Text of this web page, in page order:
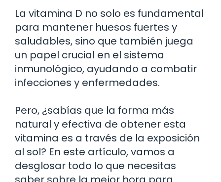
La vitamina D no solo es fundamental
para mantener huesos fuertes y
saludables, sino que también juega
un papel crucial en el sistema
inmunológico, ayudando a combatir
infecciones y enfermedades.
Pero, ¿sabías que la forma más
natural y efectiva de obtener esta
vitamina es a través de la exposición
al sol? En este artículo, vamos a
desglosar todo lo que necesitas